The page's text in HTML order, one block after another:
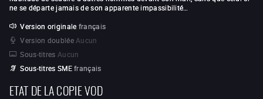
ne se départe jamais de son apparente impassibilité…
Version originale français
Version doublée Aucun
Sous-titres Aucun
Sous-titres SME français
ETAT DE LA COPIE VOD